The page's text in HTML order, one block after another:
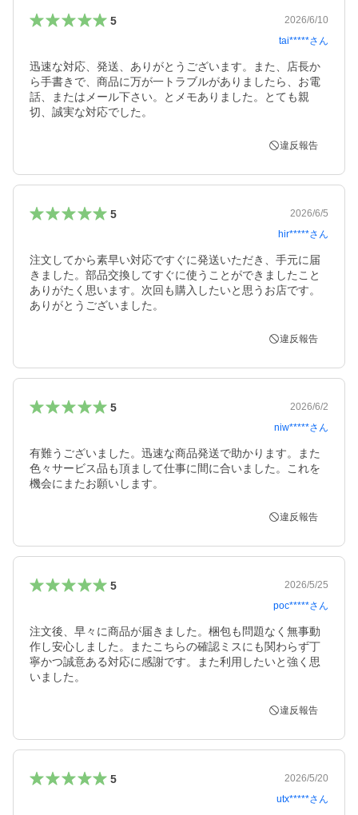
5
2026/6/10
tai*****さん
迅速な対応、発送、ありがとうございます。また、店長か
ら手書きで、商品に万が一トラブルがありましたら、お電
話、またはメール下さい。とメモありました。とても親
切、誠実な対応でした。
違反報告
5
2026/6/5
hir*****さん
注文してから素早い対応ですぐに発送いただき、手元に届
きました。部品交換してすぐに使うことができましたこと
ありがたく思います。次回も購入したいと思うお店です。
ありがとうございました。
違反報告
5
2026/6/2
niw*****さん
有難うございました。迅速な商品発送で助かります。また
色々サービス品も頂まして仕事に間に合いました。これを
機会にまたお願いします。
違反報告
5
2026/5/25
poc*****さん
注文後、早々に商品が届きました。梱包も問題なく無事動
作し安心しました。またこちらの確認ミスにも関わらず丁
寧かつ誠意ある対応に感謝です。また利用したいと強く思
いました。
違反報告
5
2026/5/20
utx*****さん